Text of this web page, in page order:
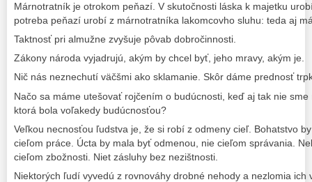
Márnotratník je otrokom peňazí. V skutočnosti láska k majetku
potreba peňazí urobí z márnotratníka lakomcovho sluhu: teda aj
Taktnosť pri almužne zvyšuje pôvab dobročinnosti.
Zákony národa vyjadrujú, akým by chcel byť, jeho mravy, akým je.
Nič nás neznechutí väčšmi ako sklamanie. Skôr dáme prednosť
Načo sa máme utešovať rojčením o budúcnosti, keď aj tak nie
ktorá bola voľakedy budúcnosťou?
Veľkou necnosťou ľudstva je, že si robí z odmeny cieľ. Bohatstvo
cieľom práce. Úcta by mala byť odmenou, nie cieľom správania.
cieľom zbožnosti. Niet zásluhy bez nezištnosti.
Niektorých ľudí vyvedú z rovnováhy drobné nehody a nezlomia ich